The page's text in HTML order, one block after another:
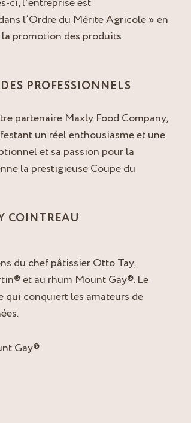
l’Ordre du Mérite Agricole » en
promotion des produits
PROFESSIONNELS
partenaire Maxly Food Company,
un réel enthousiasme et une
et sa passion pour la
la prestigieuse Coupe du
COINTREAU
du chef pâtissier Otto Tay,
et au rhum Mount Gay®. Le
qui conquiert les amateurs de
Gay®